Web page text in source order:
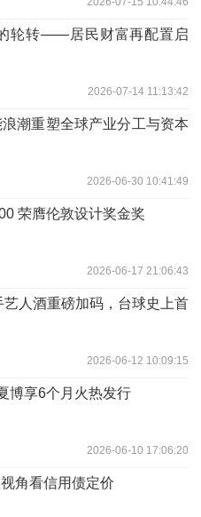
轮转——居民财富再配置启
2026-07-14 11:13:42
潮重塑全球产业分工与资本
2026-06-30 10:41:49
荣膺伦敦设计奖金奖
2026-06-17 21:06:43
人酒重磅加码，台球史上首
2026-06-12 10:09:15
博享6个月火热发行
2026-06-10 17:06:20
角看信用债定价